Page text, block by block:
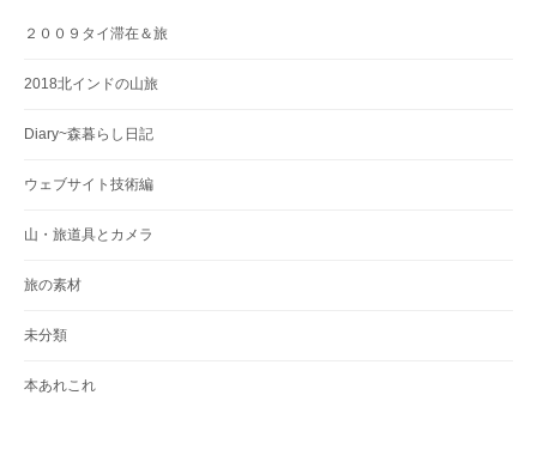
２００９タイ滞在＆旅
2018北インドの山旅
Diary~森暮らし日記
ウェブサイト技術編
山・旅道具とカメラ
旅の素材
未分類
本あれこれ